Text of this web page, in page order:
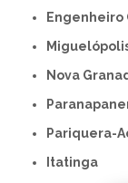
Nova
Pariquera-
Itatinga